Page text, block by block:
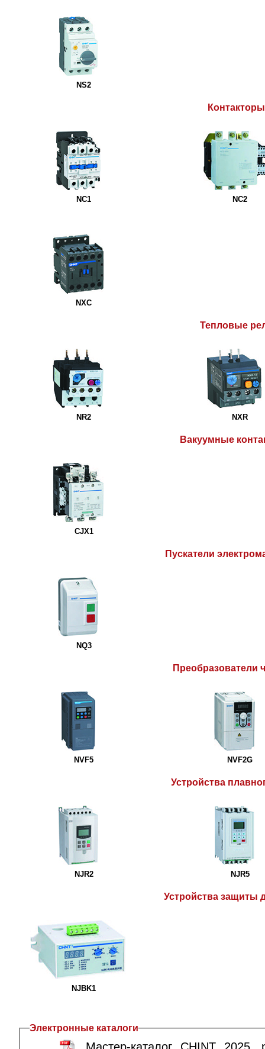
NS2
Контакторы
NC1 NC2
NXC
Тепловые
NR2 NXR
Вакуумные
CJX1
Пускатели
NQ3
Преобразователи
NVF5 NVF2G
Устройства
NJR2 NJR5
Устройства защиты
NJBK1
Электронные каталоги